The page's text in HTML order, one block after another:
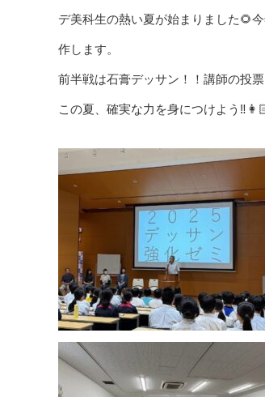
デ美科生の熱い夏が始まりました🌻
作します。
前半戦は石膏デッサン！！講師の投
この夏、確実な力を身につけよう